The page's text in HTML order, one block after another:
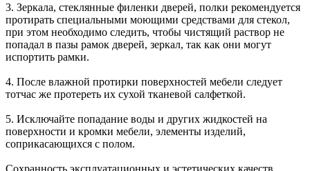
3. Зеркала, стеклянные филенки дверей, полки рекомендуется
протирать специальными моющими средствами для стекол,
при этом необходимо следить, чтобы чистящий раствор не
попадал в пазы рамок дверей, зеркал, так как они могут
испортить рамки.
4. После влажной протирки поверхностей мебели следует
тотчас же протереть их сухой тканевой салфеткой.
5. Исключайте попадание воды и других жидкостей на
поверхности и кромки мебели, элементы изделий,
соприкасающихся с полом.
Сохранность эксплуатационных и эстетических качеств